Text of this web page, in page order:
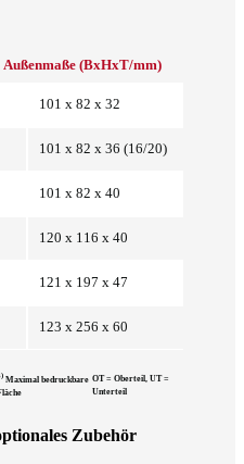
Außenmaße (BxHxT/mm)
101 x 82 x 32
101 x 82 x 36 (16/20)
101 x 82 x 40
120 x 116 x 40
121 x 197 x 47
123 x 256 x 60
Maximal bedruckbare OT = Oberteil, UT =
Unterteil
Zubehör